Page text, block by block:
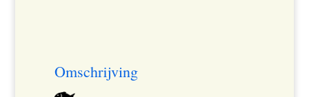
Omschrijving